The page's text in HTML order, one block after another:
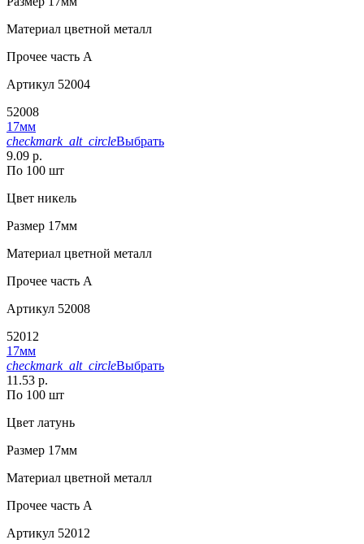
Материал цветной металл
Прочее часть A
Артикул 52004
52008
17мм
checkmark_alt_circleВыбрать
9.09 р.
По 100 шт
Цвет никель
Размер 17мм
Материал цветной металл
Прочее часть A
Артикул 52008
52012
17мм
checkmark_alt_circleВыбрать
11.53 р.
По 100 шт
Цвет латунь
Размер 17мм
Материал цветной металл
Прочее часть A
Артикул 52012